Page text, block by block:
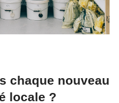
chaque nouveau
locale ?